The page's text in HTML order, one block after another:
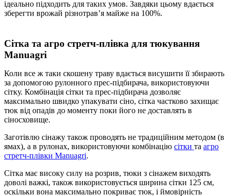
ідеально підходить для таких умов. Завдяки цьому вдається
зберегти врожай різнотрав’я майже на 100%.
Сітка та агро стретч-плівка для тюкування
Manuagri
Коли все ж таки скошену траву вдається висушити її збирають
за допомогою рулонного прес-підбирача, використовуючи
сітку. Комбінація сітки та прес-підбирача дозволяє
максимально швидко упакувати сіно, сітка частково захищає
тюк від опадів до моменту поки його не доставлять в
сіносховище.
Заготівлю сінажу також проводять не традиційним методом (в
ямах), а в рулонах, використовуючи комбінацію сітки та агро
стретч-плівки Manuagri.
Сітка має високу силу на розрив, тюки з сінажем виходять
доволі важкі, також використовується ширина сітки 125 см,
оскільки вона максимально покриває тюк, і ймовірність